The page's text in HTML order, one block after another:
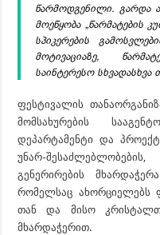
წარმოდგენილი. გარდა
მოეწყობა „წარმატების
სპიკერების
მოტივაციაზე,
საინტერესო სხვადასხვა
ფესტივალის
მომსახურების
დეპარტამენტი და
უნარ-
გენერირების
რომელსაც ახორციელებს
თან და მისო
მხარდაჭერით.